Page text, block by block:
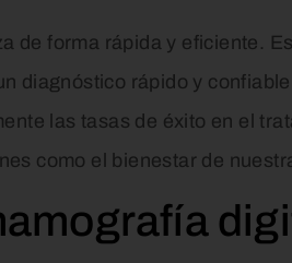
de forma rápida y eficiente.
diagnóstico rápido y
las tasas de éxito en el
como el bienestar de